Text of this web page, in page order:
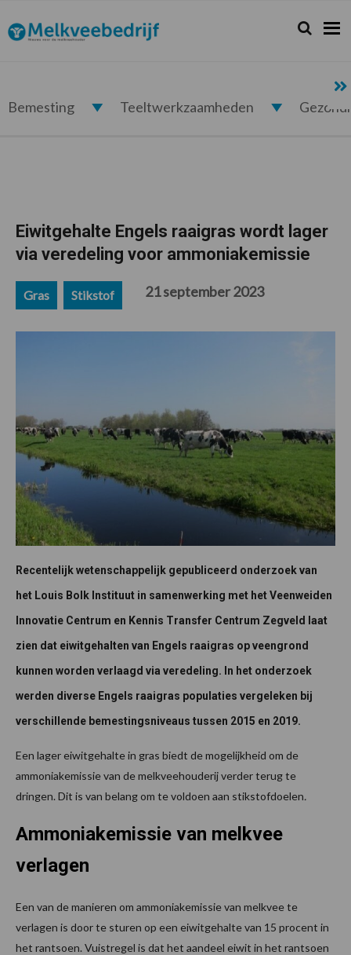
de
hoofdnavigatie
de
hoofd
de
eerste
de
voettekst
Melkveebedrijf.nl Zoeken...
Zoek
Bemesting Teeltwerkzaamheden
Eiwitgehalte Engels raaigras wordt lager
via veredeling voor ammoniakemissie
Gras Stikstof 21 september 2023
Recentelijk wetenschappelijk gepubliceerd onderzoek van
het Louis Bolk Instituut in samenwerking met het Veenweiden
Innovatie Centrum en Kennis Transfer Centrum Zegveld laat
zien dat eiwitgehalten van Engels raaigras op veengrond
kunnen worden verlaagd via veredeling. In het onderzoek
werden diverse Engels raaigras populaties vergeleken bij
verschillende bemestingsniveaus tussen 2015 en 2019.
Een lager eiwitgehalte in gras biedt de mogelijkheid om de
ammoniakemissie van de melkveehouderij verder terug te
dringen. Dit is van belang om te voldoen aan stikstofdoelen.
Ammoniakemissie van melkvee
verlagen
Een van de manieren om ammoniakemissie van melkvee te
verlagen is door te sturen op een eiwitgehalte van 15 procent in
het rantsoen. Vuistregel is dat het aandeel eiwit in het rantsoen